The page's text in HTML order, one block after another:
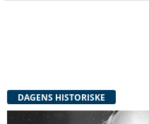
DAGENS HISTORISKE